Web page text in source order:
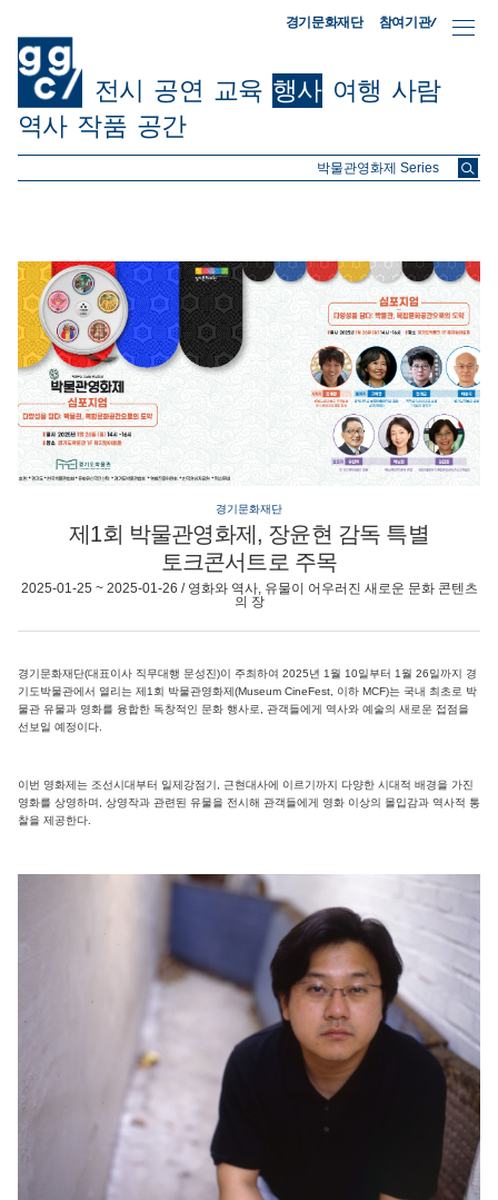
경기문화재단 참여기관/
전시 공연 교육 행사 여행 사람
역사 작품 공간
ggc/
경기문화재단
제1회 박물관영화제, 장윤현 감독 특별
토크콘서트로 주목
2025-01-25 ~ 2025-01-26 / 영화와 역사, 유물이 어우러진 새로운 문화 콘텐츠
의 장
경기문화재단(대표이사 직무대행 문성진)이 주최하여 2025년 1월 10일부터 1월 26일까지 경
기도박물관에서 열리는 제1회 박물관영화제(Museum CineFest, 이하 MCF)는 국내 최초로 박
물관 유물과 영화를 융합한 독창적인 문화 행사로, 관객들에게 역사와 예술의 새로운 접점을
선보일 예정이다.
이번 영화제는 조선시대부터 일제강점기, 근현대사에 이르기까지 다양한 시대적 배경을 가진
영화를 상영하며, 상영작과 관련된 유물을 전시해 관객들에게 영화 이상의 몰입감과 역사적 통
찰을 제공한다.